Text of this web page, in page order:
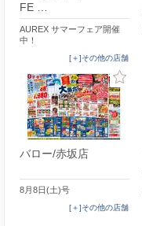
FE …
AUREX サマーフェア開催
中！
[＋]その他の店舗
バロー/赤坂店
8月8日(土)号
[＋]その他の店舗